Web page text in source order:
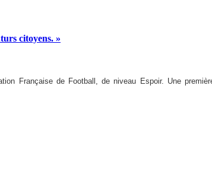
citoyens. »
Française de Football, de niveau Espoir. Une